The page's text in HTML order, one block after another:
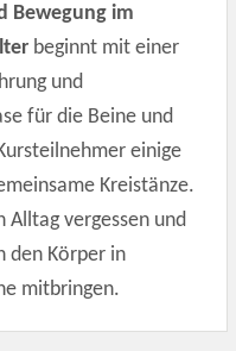
Bewegung im
beginnt mit einer
und
für die Beine und
einige
Kreistänze.
Alltag vergessen und
den Körper in
mitbringen.